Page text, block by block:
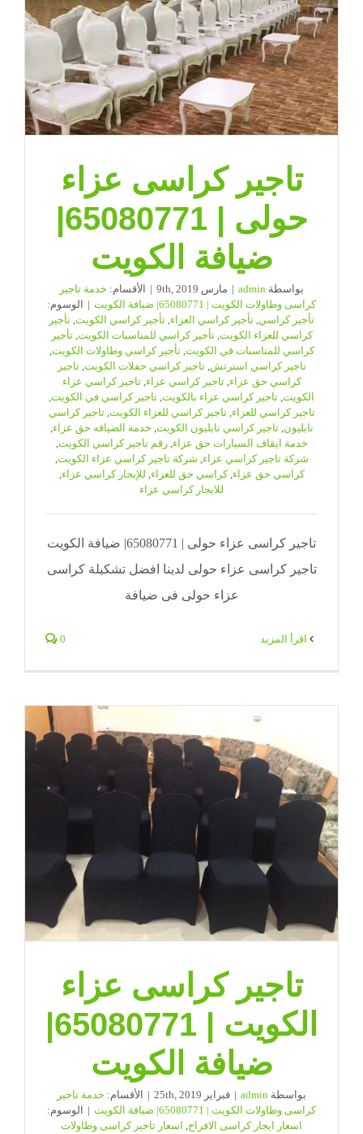
تاجير كراسى عزاء
حولى | 65080771|
ضيافة الكويت
بواسطة admin
| مارس 9th, 2019 | الأقسام: خدمة تاجير
كراسى وطاولات الكويت | 65080771| ضيافة الكويت
|
الوسوم:
تأجير كراسي تأجير كراسي العزاء تأجير كراسي الكويت تأجير
كراسي للعزاء الكويت ,تأجير كراسي للمناسبات الكويت ,تأجير
كراسي للمناسبات في الكويت ,تأجير كراسي وطاولات الكويت
تاجير كراسي استرتش ,تاجير كراسي حفلات الكويت ,تاجير
كراسي حق عزاء ,تاجير كراسي عزاء ,تاجير كراسي عزاء
الكويت تاجير كراسي عزاء بالكويت تاجير كراسي في الكويت
تاجير كراسي للعزاء ,تاجير كراسي للعزاء الكويت ,تاجير كراسي
نابليون ,تاجير كراسي نابليون الكويت خدمة الضيافه حق عزاء
خدمة ايقاف السيارات حق عزاء ,رقم تاجير كراسي الكويت
شركة تاجير كراسي عزاء شركة تاجير كراسي عزاء الكويت
كراسي حق عزاء ,كراسي حق للعزاء للإيجار كراسي عزاء
للايجار كراسي عزاء
تاجير كراسى عزاء حولى | 65080771| ضيافة الكويت
تاجير كراسى عزاء حولى لدينا افضل تشكيلة كراسى
عزاء حولى فى ضيافة
0
تاجير كراسى عزاء
الكويت | 65080771|
ضيافة الكويت
بواسطة admin
| فبراير 25th, 2019 | الأقسام: خدمة تاجير
كراسى وطاولات الكويت | 65080771| ضيافة الكويت
|
الوسوم:
اسعار ايجار كراسى الافراح, اسعار تاجير كراسى وطاولات